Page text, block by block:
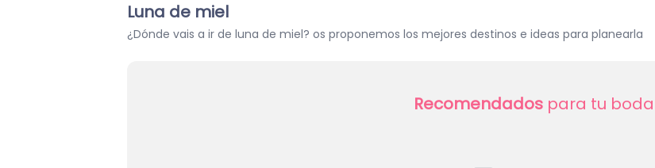
Luna de miel
¿Dónde vais a ir de luna de miel? os proponemos los mejores destinos e ideas para planearla
Recomendadospara tu boda